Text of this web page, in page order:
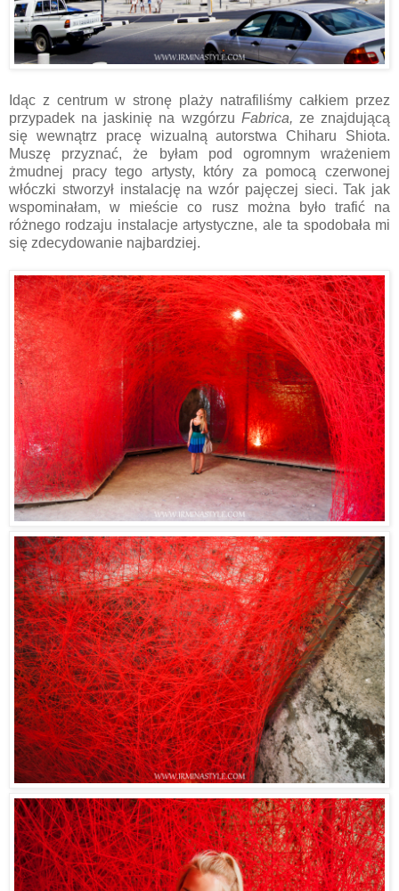
Idąc z centrum w stronę plaży natrafiliśmy całkiem przez
przypadek na jaskinię na wzgórzu Fabrica, ze znajdującą
się wewnątrz pracę wizualną autorstwa Chiharu Shiota.
Muszę przyznać, że byłam pod ogromnym wrażeniem
żmudnej pracy tego artysty, który za pomocą czerwonej
włóczki stworzył instalację na wzór pajęczej sieci. Tak jak
wspominałam, w mieście co rusz można było trafić na
różnego rodzaju instalacje artystyczne, ale ta spodobała mi
się zdecydowanie najbardziej.